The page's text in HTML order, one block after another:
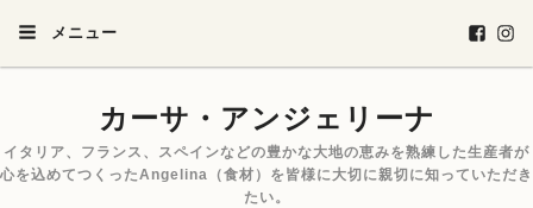
メニュー
カーサ・アンジェリーナ
イタリア、フランス、スペインなどの豊かな大地の恵みを熟練した生産者が
心を込めてつくったAngelina（食材）を皆様に大切に親切に知っていただき
たい。